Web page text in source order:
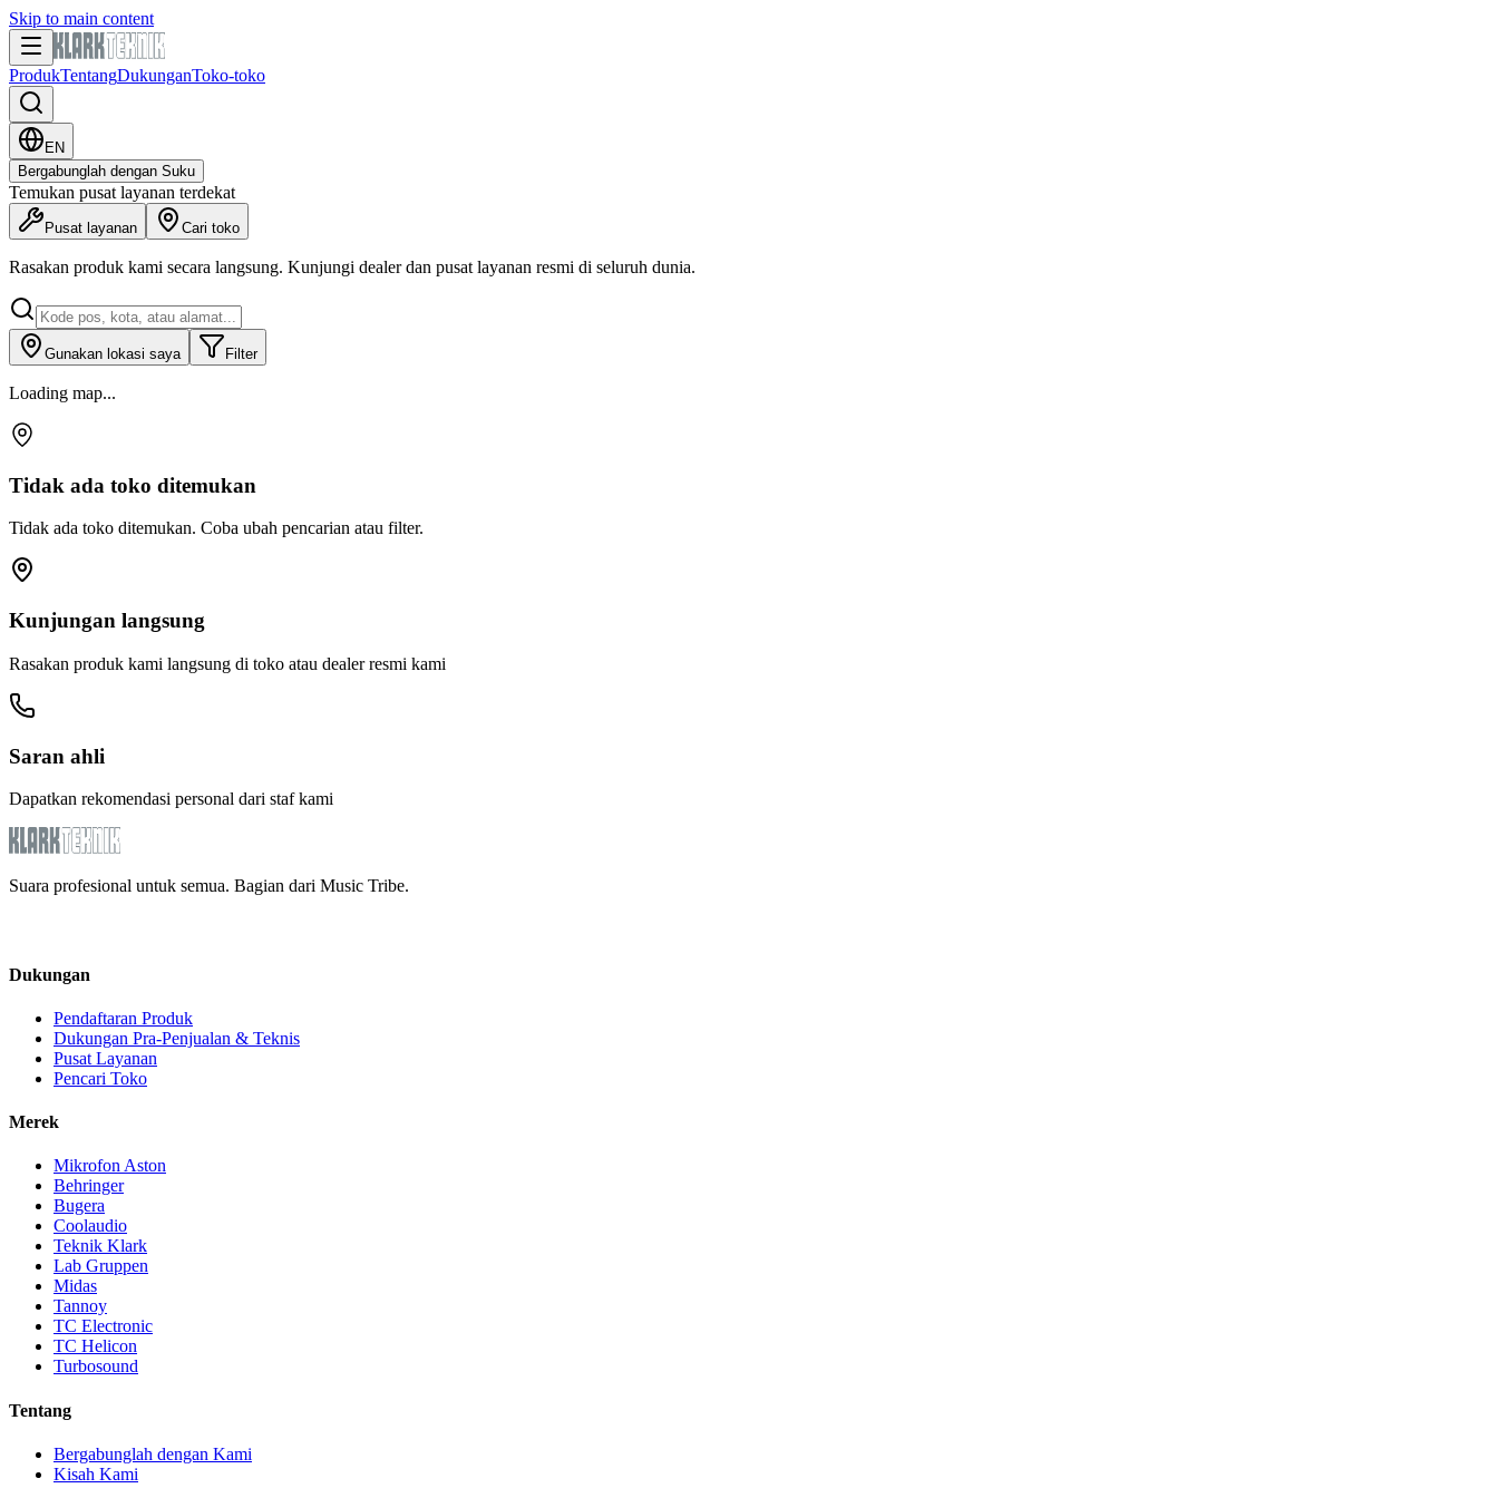
Skip to main content
ProdukTentangDukunganToko-toko
EN
Bergabunglah dengan Suku
Temukan pusat layanan terdekat
Pusat layanan Cari toko
Rasakan produk kami secara langsung. Kunjungi dealer dan pusat layanan resmi di seluruh dunia.
Gunakan lokasi saya Filter
Loading map...
Tidak ada toko ditemukan
Tidak ada toko ditemukan. Coba ubah pencarian atau filter.
Kunjungan langsung
Rasakan produk kami langsung di toko atau dealer resmi kami
Saran ahli
Dapatkan rekomendasi personal dari staf kami
Suara profesional untuk semua. Bagian dari Music Tribe.
Dukungan
Pendaftaran Produk
Dukungan Pra-Penjualan & Teknis
Pusat Layanan
Pencari Toko
Merek
Mikrofon Aston
Behringer
Bugera
Coolaudio
Teknik Klark
Lab Gruppen
Midas
Tannoy
TC Electronic
TC Helicon
Turbosound
Tentang
Bergabunglah dengan Kami
Kisah Kami